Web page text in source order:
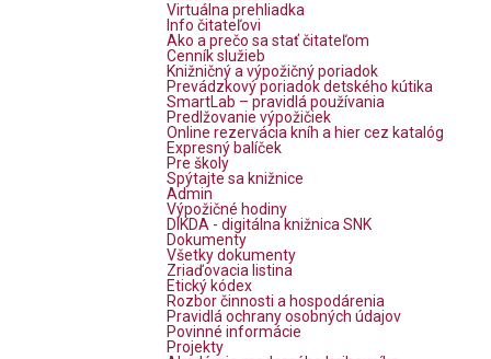
Virtuálna prehliadka
Info čitateľovi
Ako a prečo sa stať čitateľom
Cenník služieb
Knižničný a výpožičný poriadok
Prevádzkový poriadok detského kútika
SmartLab – pravidlá používania
Predlžovanie výpožičiek
Online rezervácia kníh a hier cez katalóg
Expresný balíček
Pre školy
Spýtajte sa knižnice
Admin
Výpožičné hodiny
DIKDA - digitálna knižnica SNK
Dokumenty
Všetky dokumenty
Zriaďovacia listina
Etický kódex
Rozbor činnosti a hospodárenia
Pravidlá ochrany osobných údajov
Povinné informácie
Projekty